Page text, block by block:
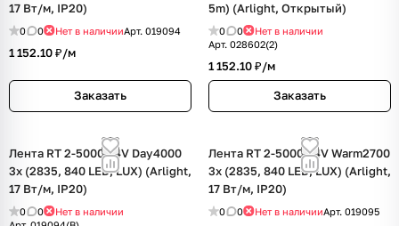
17 Вт/м, IP20)
0 0 Нет в наличииАрт. 019094
1 152.10 ₽/м
Заказать
5m) (Arlight, Открытый)
0 0
Нет в наличии
Арт. 028602(2)
1 152.10 ₽/м
Заказать
Лента RT 2-5000 24V Day4000
3x (2835, 840 LED, LUX) (Arlight,
17 Вт/м, IP20)
0 0
Нет в наличии
Лента RT 2-5000 24V Warm2700
3x (2835, 840 LED, LUX) (Arlight,
17 Вт/м, IP20)
0 0 Нет в наличииАрт. 019095